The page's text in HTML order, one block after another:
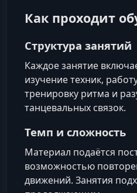
Как проходит
Структура занятий
Каждое занятие
изучение техник,
тренировку ритма и
танцевальных связок.
Темп и сложность
Материал подаётся
возможностью
движений. Занятия